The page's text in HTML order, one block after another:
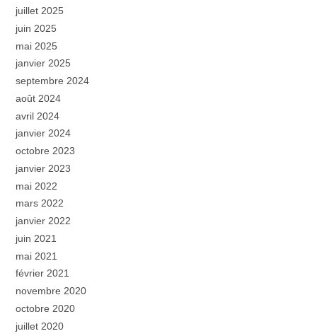
juillet 2025
juin 2025
mai 2025
janvier 2025
septembre 2024
août 2024
avril 2024
janvier 2024
octobre 2023
janvier 2023
mai 2022
mars 2022
janvier 2022
juin 2021
mai 2021
février 2021
novembre 2020
octobre 2020
juillet 2020